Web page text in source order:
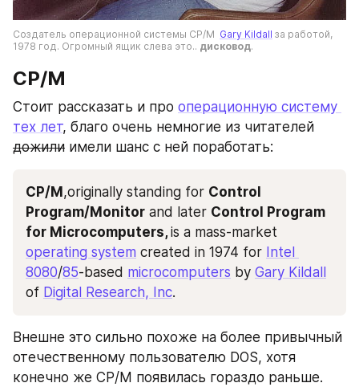
Создатель операционной системы CP/M Gary Kildall за работой,
1978 год. Огромный ящик слева это.. дисковод.
CP/M
Стоит рассказать и про операционную систему
тех лет
дожили имели шанс с ней поработать:
CP/M ,originally standing for Control
Program/Monitor and later Control Program
for Microcomputers,
operating system created in 1974 for Intel
8080/85-based microcomputers by Gary Kildall
of Digital Research, Inc.
Внешне это сильно похоже на более привычный
отечественному пользователю DOS, хотя
конечно же CP/M появилась гораздо раньше.